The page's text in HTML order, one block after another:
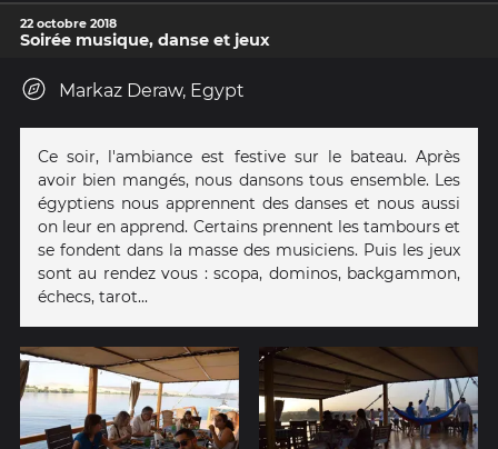
22 octobre 2018
Soirée musique, danse et jeux
Markaz Deraw, Egypt
Ce soir, l'ambiance est festive sur le bateau. Après
avoir bien mangés, nous dansons tous ensemble. Les
égyptiens nous apprennent des danses et nous aussi
on leur en apprend. Certains prennent les tambours et
se fondent dans la masse des musiciens. Puis les jeux
sont au rendez vous : scopa, dominos, backgammon,
échecs, tarot...